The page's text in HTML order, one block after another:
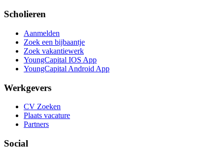
Scholieren
Aanmelden
Zoek een bijbaantje
Zoek vakantiewerk
YoungCapital IOS App
YoungCapital Android App
Werkgevers
CV Zoeken
Plaats vacature
Partners
Social